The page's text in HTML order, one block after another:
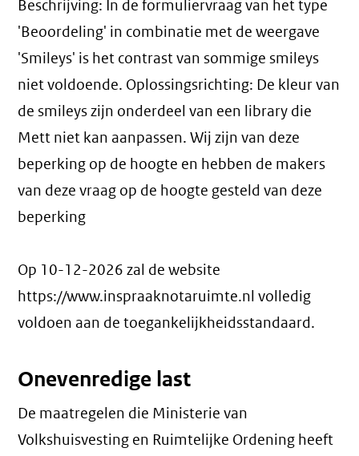
Beschrijving: In de formuliervraag van het type
'Beoordeling' in combinatie met de weergave
'Smileys' is het contrast van sommige smileys
niet voldoende. Oplossingsrichting: De kleur van
de smileys zijn onderdeel van een library die
Mett niet kan aanpassen. Wij zijn van deze
beperking op de hoogte en hebben de makers
van deze vraag op de hoogte gesteld van deze
beperking
Op 10-12-2026 zal de website
https://www.inspraaknotaruimte.nl volledig
voldoen aan de toegankelijkheidsstandaard.
Onevenredige last
De maatregelen die Ministerie van
Volkshuisvesting en Ruimtelijke Ordening heeft